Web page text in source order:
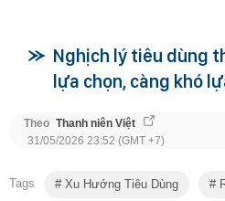
Nghịch lý tiêu dùng
lựa chọn, càng khó
Theo Thanh niên Việt
31/05/2026 23:52 (GMT +7)
Tags Xu Hướng Tiêu Dùng